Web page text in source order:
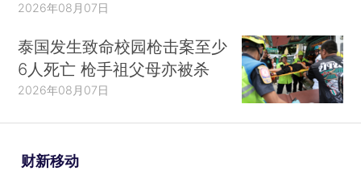
2026年08月07日
泰国发生致命校园枪击案至少
6人死亡 枪手祖父母亦被杀
2026年08月07日
财新移动